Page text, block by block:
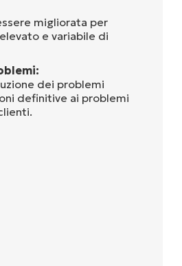
migliorata per
e variabile di
dei problemi
definitive ai problemi